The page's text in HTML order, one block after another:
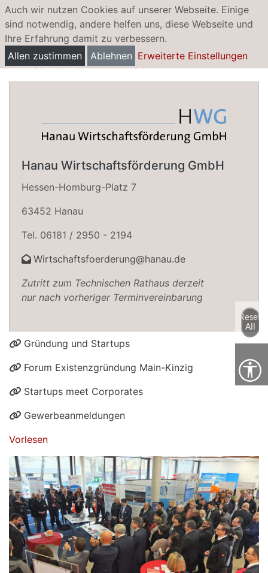
Auch wir nutzen Cookies auf unserer Webseite. Einige
sind notwendig, andere helfen uns, diese Webseite und
Ihre Erfahrung damit zu verbessern.
Allen zustimmen
Ablehnen Erweiterte Einstellungen
Veranstaltungen
Auf das Netzwerk kommt es an!
Vorlesen
Hanau Wirtschaftsförderung GmbH
Hessen-Homburg-Platz 7
63452 Hanau
Tel. 06181 / 2950 - 2194
Wirtschaftsfoerderung@hanau.de
Zutritt zum Technischen Rathaus derzeit
nur nach vorheriger Terminvereinbarung
Gründung und Startups
Forum Existenzgründung Main-Kinzig
Startups meet Corporates
Gewerbeanmeldungen
Reset
All